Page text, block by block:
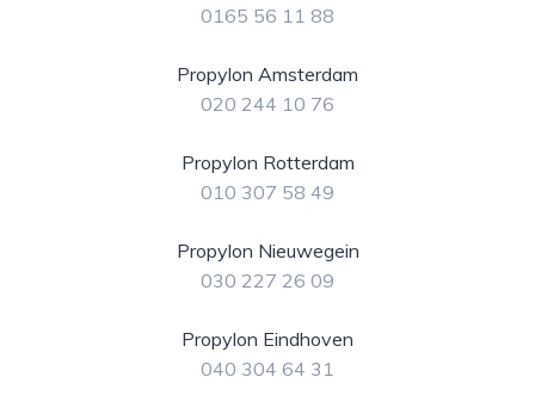
0165 56 11 88
Propylon Amsterdam
020 244 10 76
Propylon Rotterdam
010 307 58 49
Propylon Nieuwegein
030 227 26 09
Propylon Eindhoven
040 304 64 31